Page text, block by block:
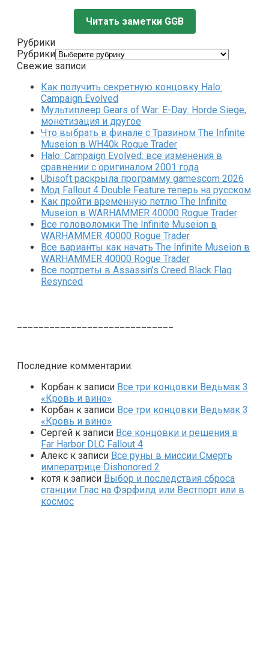
Читать заметки GGB
Рубрики
Рубрики
Свежие записи
Как получить секретную концовку Halo:
Campaign Evolved
Мультиплеер Gears of War: E-Day: Horde Siege,
монетизация и другое
Что выбрать в финале с Тразином The Infinite
Museion в WH40k Rogue Trader
Halo: Campaign Evolved: все изменения в
сравнении с оригиналом 2001 года
Ubisoft раскрыла программу gamescom 2026
Мод Fallout 4 Double Feature теперь на русском
Как пройти временную петлю The Infinite
Museion в WARHAMMER 40000 Rogue Trader
Все головоломки The Infinite Museion в
WARHAMMER 40000 Rogue Trader
Все варианты как начать The Infinite Museion в
WARHAMMER 40000 Rogue Trader
Все портреты в Assassin’s Creed Black Flag
Resynced
Последние комментарии:
Корбан к записи Все три концовки Ведьмак 3
«Кровь и вино»
Корбан к записи Все три концовки Ведьмак 3
«Кровь и вино»
Сергей к записи Все концовки и решения в
Far Harbor DLC Fallout 4
Алекс к записи Все руны в миссии Смерть
императрице Dishonored 2
котя к записи Выбор и последствия сброса
станции Глас на Фэрфилд или Вестпорт или в
космос